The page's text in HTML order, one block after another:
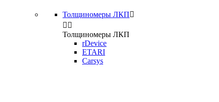
Толщиномеры ЛКП
 
Толщиномеры ЛКП
rDevice
ETARI
Carsys